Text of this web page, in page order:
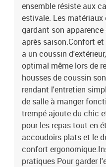
ensemble résiste aux
estivale. Les
gardant son
après saison.Confort
a un coussin
optimal même lors de
housses de coussin
rendant l'entretien
de salle à manger
trempé ajoute du chic
pour les repas tout en
accoudoirs plats et le
confort
pratiques Pour garder